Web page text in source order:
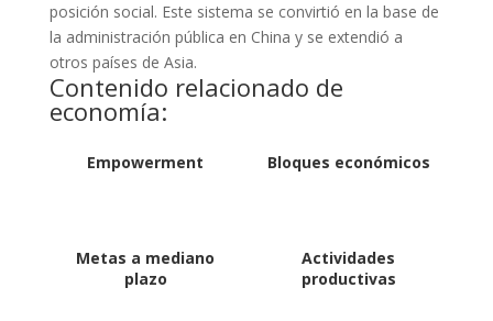
posición social. Este sistema se convirtió en la base de
la administración pública en China y se extendió a
otros países de Asia.
Contenido relacionado de
economía:
Empowerment Bloques económicos
Metas a mediano
plazo
Actividades
productivas